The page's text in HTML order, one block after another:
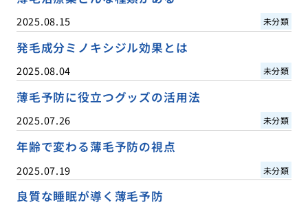
2025.08.15 未分類
発毛成分ミノキシジル効果とは
2025.08.04 未分類
薄毛予防に役立つグッズの活用法
2025.07.26 未分類
年齢で変わる薄毛予防の視点
2025.07.19 未分類
良質な睡眠が導く薄毛予防